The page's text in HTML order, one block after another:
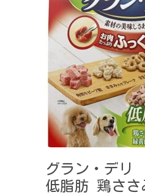
Add
グラン・デリ
低脂肪 鶏ささ